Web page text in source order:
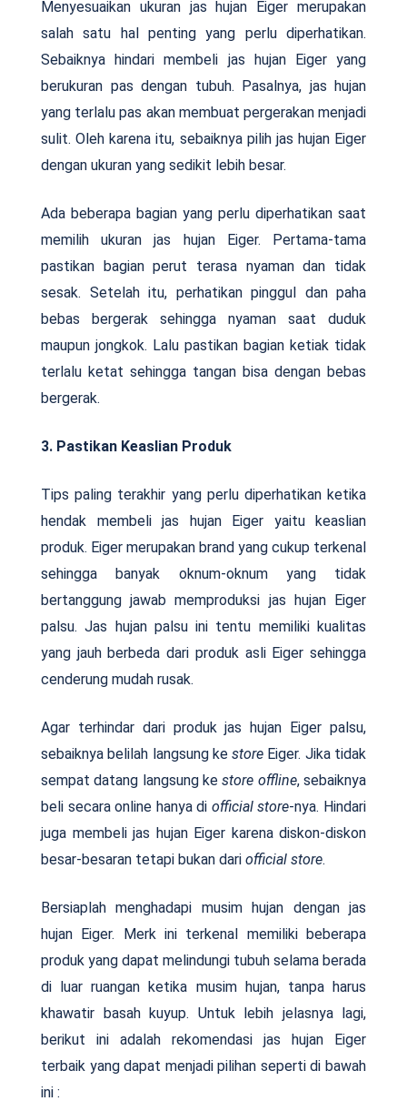
Menyesuaikan ukuran jas hujan Eiger merupakan
salah satu hal penting yang perlu diperhatikan.
Sebaiknya hindari membeli jas hujan Eiger yang
berukuran pas dengan tubuh. Pasalnya, jas hujan
yang terlalu pas akan membuat pergerakan menjadi
sulit. Oleh karena itu, sebaiknya pilih jas hujan Eiger
dengan ukuran yang sedikit lebih besar.
Ada beberapa bagian yang perlu diperhatikan saat
memilih ukuran jas hujan Eiger. Pertama-tama
pastikan bagian perut terasa nyaman dan tidak
sesak. Setelah itu, perhatikan pinggul dan paha
bebas bergerak sehingga nyaman saat duduk
maupun jongkok. Lalu pastikan bagian ketiak tidak
terlalu ketat sehingga tangan bisa dengan bebas
bergerak.
3. Pastikan Keaslian Produk
Tips paling terakhir yang perlu diperhatikan ketika
hendak membeli jas hujan Eiger yaitu keaslian
produk. Eiger merupakan brand yang cukup terkenal
sehingga banyak oknum-oknum yang tidak
bertanggung jawab memproduksi jas hujan Eiger
palsu. Jas hujan palsu ini tentu memiliki kualitas
yang jauh berbeda dari produk asli Eiger sehingga
cenderung mudah rusak.
Agar terhindar dari produk jas hujan Eiger palsu,
sebaiknya belilah langsung kestore Eiger. Jika tidak
sempat datang langsung kestore offline, sebaiknya
beli secara online hanya di official store-nya. Hindari
juga membeli jas hujan Eiger karena diskon-diskon
besar-besaran tetapi bukan dari official store.
Bersiaplah menghadapi musim hujan dengan jas
hujan Eiger. Merk ini terkenal memiliki beberapa
produk yang dapat melindungi tubuh selama berada
di luar ruangan ketika musim hujan, tanpa harus
khawatir basah kuyup. Untuk lebih jelasnya lagi,
berikut ini adalah rekomendasi jas hujan Eiger
terbaik yang dapat menjadi pilihan seperti di bawah
ini :